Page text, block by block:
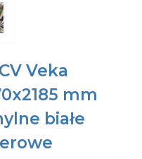
Veka
mm
białe